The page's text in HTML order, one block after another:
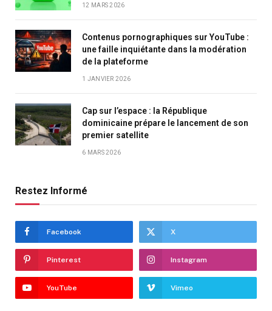
12 MARS 2026
Contenus pornographiques sur YouTube :
une faille inquiétante dans la modération
de la plateforme
1 JANVIER 2026
Cap sur l’espace : la République
dominicaine prépare le lancement de son
premier satellite
6 MARS 2026
Restez Informé
Facebook X
Pinterest Instagram
YouTube Vimeo